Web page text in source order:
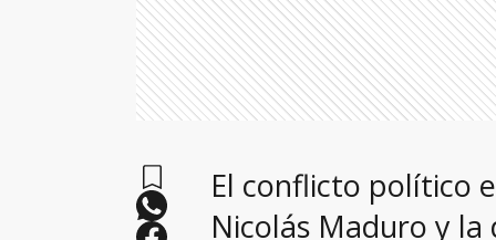
El conflicto político
Nicolás Maduro y la